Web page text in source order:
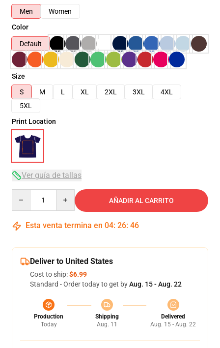
Men
Women
Color
Default
Size
S
M L XL 2XL 3XL
4XL
5XL
Print Location
Ver guía de tallas
AÑADIR AL CARRITO
Esta venta termina en 04: 26: 46
Deliver to United States
Cost to ship:$6.99
Standard - Order today to get byAug. 15 - Aug. 22
Production
Today
Shipping
Aug. 11
Delivered
Aug. 15 - Aug. 22